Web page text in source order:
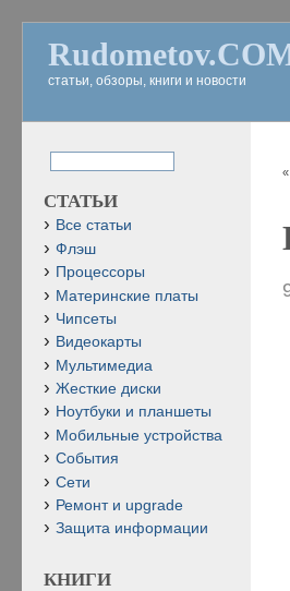
статьи, обзоры, книги и новости
«
СТАТЬИ
Все статьи
Флэш
Процессоры
Материнские платы
Чипсеты
Видеокарты
Мультимедиа
Жесткие диски
Ноутбуки и планшеты
Мобильные устройства
События
Сети
Ремонт и upgrade
Защита информации
КНИГИ